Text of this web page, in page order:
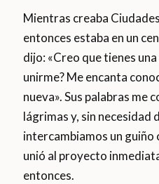
Mientras creaba
entonces estaba en un
dijo: «Creo que tienes
unirme? Me encanta
nueva». Sus palabras me
lágrimas y, sin necesidad
intercambiamos un guiño
unió al proyecto
entonces.